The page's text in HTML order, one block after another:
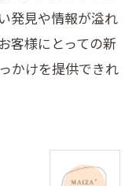
発見や情報が溢れ
客様にとっての新
かけを提供できれ